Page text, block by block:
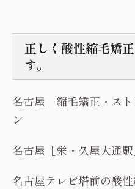
正しく酸性縮毛矯
す。
名古屋 縮毛矯正・スト
ン
名古屋［栄・久屋大通
名古屋テレビ塔前の酸